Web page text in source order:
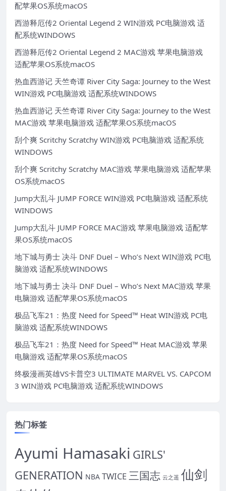
配苹果OS系统macOS
西游释厄传2 Oriental Legend 2 WIN游戏 PC电脑游戏 适
配系统WINDOWS
西游释厄传2 Oriental Legend 2 MAC游戏 苹果电脑游戏
适配苹果OS系统macOS
热血西游记 天竺奇谭 River City Saga: Journey to the West
WIN游戏 PC电脑游戏 适配系统WINDOWS
热血西游记 天竺奇谭 River City Saga: Journey to the West
MAC游戏 苹果电脑游戏 适配苹果OS系统macOS
刮个爽 Scritchy Scratchy WIN游戏 PC电脑游戏 适配系统
WINDOWS
刮个爽 Scritchy Scratchy MAC游戏 苹果电脑游戏 适配苹果
OS系统macOS
Jump大乱斗 JUMP FORCE WIN游戏 PC电脑游戏 适配系统
WINDOWS
Jump大乱斗 JUMP FORCE MAC游戏 苹果电脑游戏 适配苹
果OS系统macOS
地下城与勇士 决斗 DNF Duel – Who’s Next WIN游戏 PC电
脑游戏 适配系统WINDOWS
地下城与勇士 决斗 DNF Duel – Who’s Next MAC游戏 苹果
电脑游戏 适配苹果OS系统macOS
极品飞车21：热度 Need for Speed™ Heat WIN游戏 PC电
脑游戏 适配系统WINDOWS
极品飞车21：热度 Need for Speed™ Heat MAC游戏 苹果
电脑游戏 适配苹果OS系统macOS
终极漫画英雄VS卡普空3 ULTIMATE MARVEL VS. CAPCOM
3 WIN游戏 PC电脑游戏 适配系统WINDOWS
热门标签
Ayumi Hamasaki GIRLS'
GENERATION NBA TWICE三国志 云之遥 仙剑